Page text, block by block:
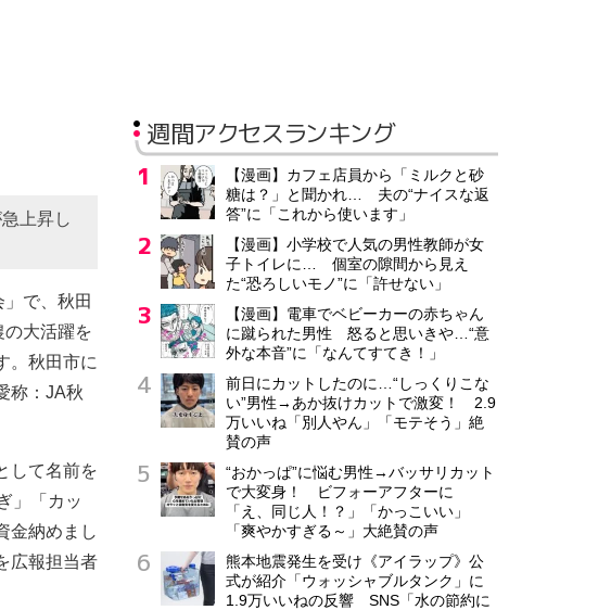
上昇し
で、秋田
大活躍を
。秋田市に
称：JA秋
して名前を
」「カッ
金納めまし
広報担当者
週間アクセスランキング
【漫画】カフェ店員から「ミルクと砂
糖は？」と聞かれ… 夫の“ナイスな返
答”に「これから使います」
【漫画】小学校で人気の男性教師が女
子トイレに… 個室の隙間から見え
た“恐ろしいモノ”に「許せない」
【漫画】電車でベビーカーの赤ちゃん
に蹴られた男性 怒ると思いきや…“意
外な本音”に「なんてすてき！」
前日にカットしたのに…“しっくりこな
い”男性→あか抜けカットで激変！ 2.9
万いいね「別人やん」「モテそう」絶
賛の声
“おかっぱ”に悩む男性→バッサリカット
で大変身！ ビフォーアフターに
「え、同じ人！？」「かっこいい」
「爽やかすぎる～」大絶賛の声
熊本地震発生を受け《アイラップ》公
式が紹介「ウォッシャブルタンク」に
1.9万いいねの反響 SNS「水の節約に